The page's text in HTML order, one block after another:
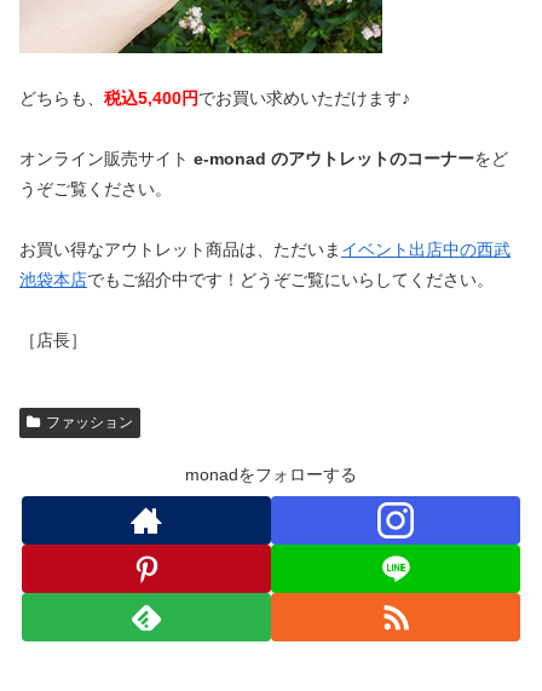
どちらも、 税込5,400円でお買い求めいただけます♪
オンライン販売サイト e-monad のアウトレットのコーナーをど
うぞご覧ください。
お買い得なアウトレット商品は、ただいま イベント出店中の西武
池袋本店でもご紹介中です！どうぞご覧にいらしてください。
［店長］
ファッション
monadをフォローする